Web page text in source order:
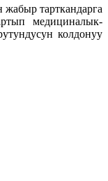
тарткандарга
медициналык-
колдонуу